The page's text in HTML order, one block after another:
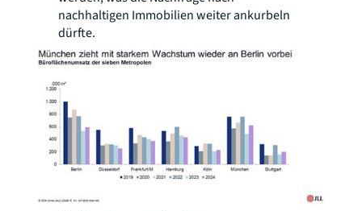
nachhaltigen Immobilien weiter ankurbeln
dürfte.